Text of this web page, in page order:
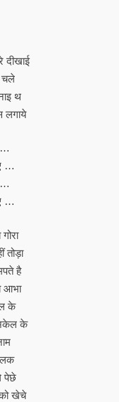
दीखाई
चले
थ
लगाये
…
…
…
…
तोड़ा
है
आभा
के
के
पेछे
खेचे